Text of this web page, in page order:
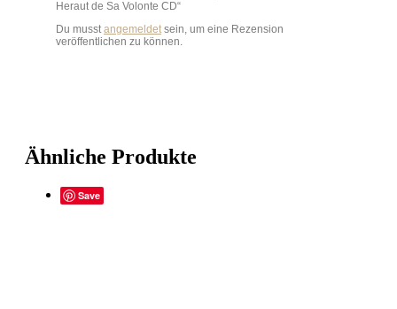
Heraut de Sa Volonte CD“
Du musstangemeldetsein, um eine Rezension
veröffentlichen zu können.
Ähnliche Produkte
Save